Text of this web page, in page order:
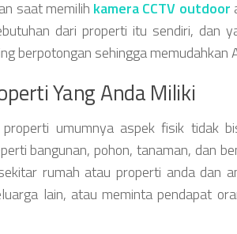
saat memilih kamera CCTV outdoor
dari properti itu sendiri, dan
berpotongan sehingga memudahkan
Yang Anda Miliki
umumnya aspek fisik tidak
bangunan, pohon, tanaman, dan
rumah atau properti anda dan
lain, atau meminta pendapat